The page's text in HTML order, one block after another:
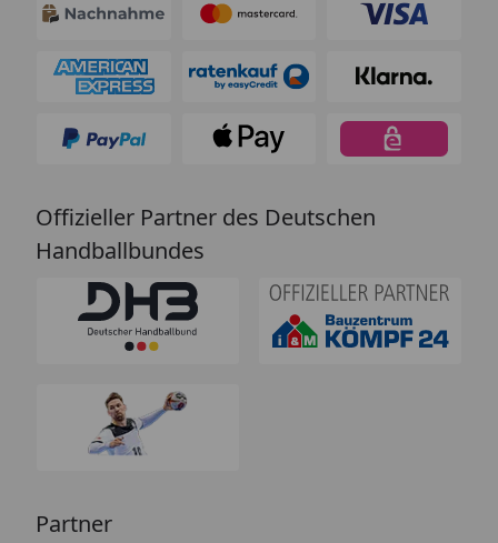
Offizieller Partner des Deutschen
Handballbundes
Partner